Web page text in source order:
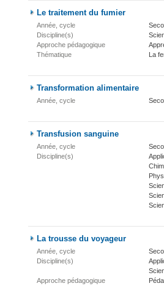
Le traitement du fumier
Année, cycle
Discipline(s)
Approche pédagogique
Thématique
La
Transformation alimentaire
Année, cycle
Transfusion sanguine
Année, cycle
Discipline(s)
La trousse du voyageur
Année, cycle
Discipline(s)
Approche pédagogique